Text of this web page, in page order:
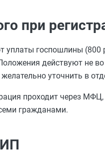
при
госпошлины (800
действуют не
уточнить в
проходит через
гражданами.